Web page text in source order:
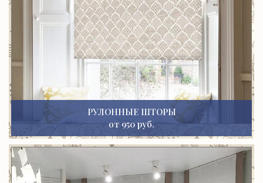
РУЛОННЫЕ ШТОРЫ
от 950 руб.